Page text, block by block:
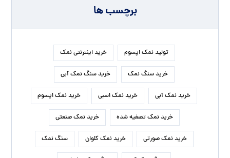
برچسب ها
تولید نمک اپسوم خرید اینترنتی نمک
خرید سنگ نمک خرید سنگ نمک آبی
خرید نمک آبی خرید نمک اسبی خرید نمک اپسوم
خرید نمک تصفیه شده خرید نمک صنعتی
خرید نمک صورتی خرید نمک کلوان سنگ نمک